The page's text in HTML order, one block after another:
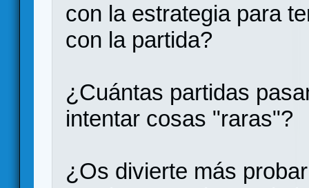
con la estrategia para
con la partida?
¿Cuántas partidas
intentar cosas "raras"?
¿Os divierte más